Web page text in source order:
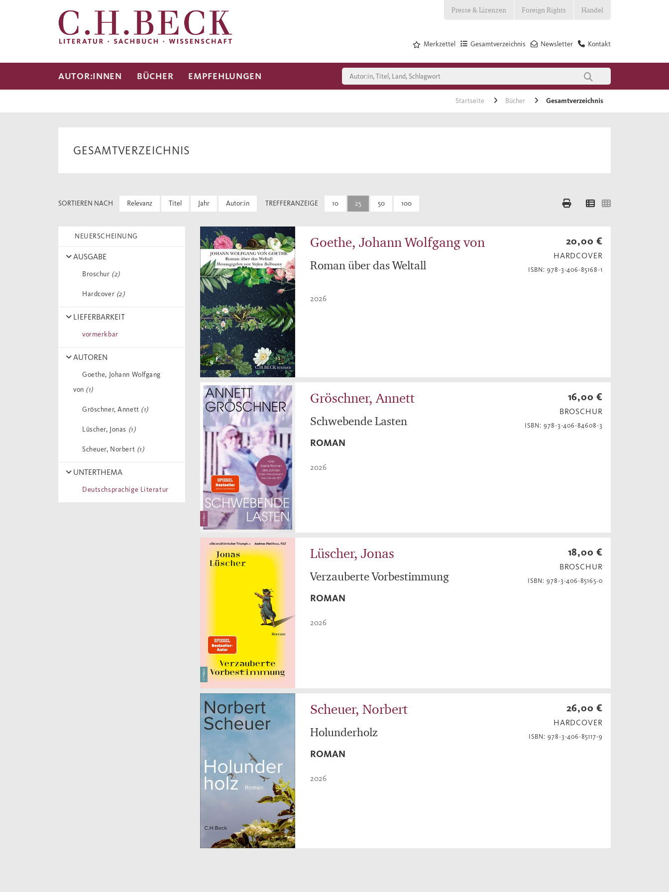
Presse & Lizenzen Foreign Rights Handel
Kontakt
Newsletter
Gesamtverzeichnis
Merkzettel
AUTOR:INNEN BÜCHER EMPFEHLUNGEN
Startseite Bücher Gesamtverzeichnis
GESAMTVERZEICHNIS
SORTIEREN NACH Relevanz Titel Jahr Autor:in TREFFERANZEIGE 10 25 50 100
NEUERSCHEINUNG
AUSGABE
Broschur (2)
Hardcover (2)
LIEFERBARKEIT
vormerkbar
AUTOREN
Goethe, Johann Wolfgang
von (1)
Gröschner, Annett (1)
Lüscher, Jonas (1)
Scheuer, Norbert (1)
UNTERTHEMA
Deutschsprachige Literatur
Goethe, Johann Wolfgang von
Roman über das Weltall
2026
20,00 €
HARDCOVER
ISBN: 978-3-406-85168-1
Gröschner, Annett
Schwebende Lasten
ROMAN
2026
16,00 €
BROSCHUR
ISBN: 978-3-406-84608-3
Lüscher, Jonas
Verzauberte Vorbestimmung
ROMAN
2026
18,00 €
BROSCHUR
ISBN: 978-3-406-85165-0
Scheuer, Norbert
Holunderholz
ROMAN
2026
26,00 €
HARDCOVER
ISBN: 978-3-406-85117-9